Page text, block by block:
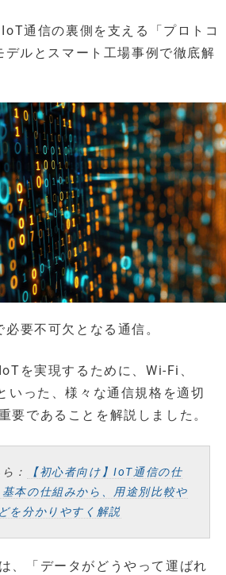
通信の裏側を支える「プロトコ
デルとスマート工場事例で徹底解
要不可欠となる通信。
を実現するために、Wi-Fi、
いった、様々な通信規格を適切
要であることを解説しました。
：
【初心者向け】IoT通信の仕
本の仕組みから、用途別比較や
を分かりやすく解説
、「データがどうやって運ばれ